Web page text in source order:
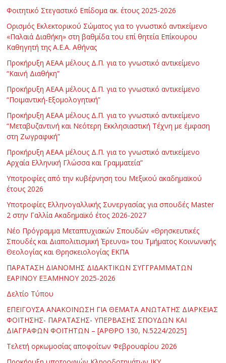
Φοιτητικό Στεγαστικό Επίδομα ακ. έτους 2025-2026
Ορισμός Εκλεκτορικού Σώματος για το γνωστικό αντικείμενο
«Παλαιά Διαθήκη» στη βαθμίδα του επί θητεία Επίκουρου
Καθηγητή της Α.Ε.Α. Αθήνας
Προκήρυξη ΑΕΑΑ μέλους Δ.Π. για το γνωστικό αντικείμενο
“Καινή Διαθήκη”
Προκήρυξη ΑΕΑΑ μέλους Δ.Π. για το γνωστικό αντικείμενο
“Ποιμαντική-Εξομολογητική”
Προκήρυξη ΑΕΑΑ μέλους Δ.Π. για το γνωστικό αντικείμενο
“Μεταβυζαντινή και Νεότερη Εκκλησιαστική Τέχνη με έμφαση
στη Ζωγραφική”
Προκήρυξη ΑΕΑΑ μέλους Δ.Π. για το γνωστικό αντικείμενο
Αρχαία Ελληνική Γλώσσα και Γραμματεία”
Υποτροφίες από την κυβέρνηση του Μεξικού ακαδημαϊκού
έτους 2026
Υποτροφίες Ελληνογαλλικής Συνεργασίας για σπουδές Master
2 στην Γαλλία Ακαδημαϊκό έτος 2026-2027
Νέο Πρόγραμμα Μεταπτυχιακών Σπουδών «Θρησκευτικές
Σπουδές και Διαπολιτισμική Έρευνα» του Τμήματος Κοινωνικής
Θεολογίας και Θρησκειολογίας ΕΚΠΑ
ΠΑΡΑΤΑΣΗ ΔΙΑΝΟΜΗΣ ΔΙΔΑΚΤΙΚΩΝ ΣΥΓΓΡΑΜΜΑΤΩΝ
ΕΑΡΙΝΟΥ ΕΞΑΜΗΝΟΥ 2025-2026
Δελτίο Τύπου
ΕΠΕΙΓΟΥΣΑ ΑΝΑΚΟΙΝΩΣΗ ΓΙΑ ΘΕΜΑΤΑ ΑΝΩΤΑΤΗΣ ΔΙΑΡΚΕΙΑΣ
ΦΟΙΤΗΣΗΣ- ΠΑΡΑΤΑΣΗΣ- ΥΠΕΡΒΑΣΗΣ ΣΠΟΥΔΩΝ ΚΑΙ
ΔΙΑΓΡΑΦΩΝ ΦΟΙΤΗΤΩΝ – [ΑΡΘΡΟ 130, Ν.5224/2025]
Τελετή ορκωμοσίας αποφοίτων Φεβρουαρίου 2026